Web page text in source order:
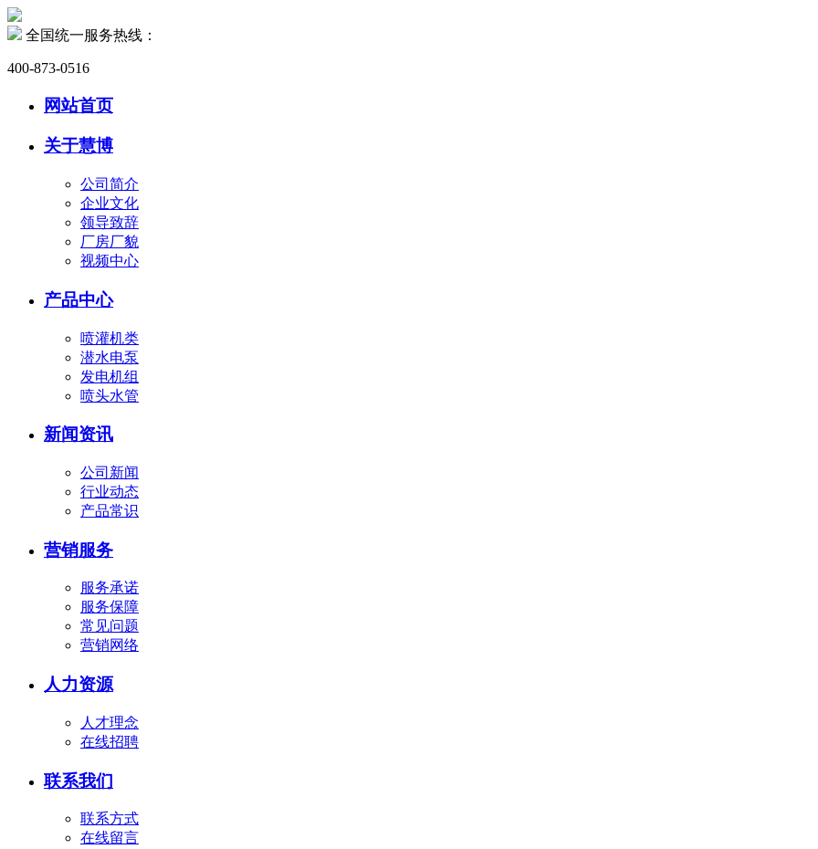
全国统一服务热线：
400-873-0516
网站首页
关于慧博
公司简介
企业文化
领导致辞
厂房厂貌
视频中心
产品中心
喷灌机类
潜水电泵
发电机组
喷头水管
新闻资讯
公司新闻
行业动态
产品常识
营销服务
服务承诺
服务保障
常见问题
营销网络
人力资源
人才理念
在线招聘
联系我们
联系方式
在线留言